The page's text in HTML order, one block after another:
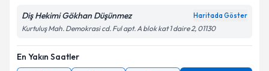
Diş Hekimi Gökhan Düşünmez Haritada Göster
Kurtuluş Mah. Demokrasi cd. Ful apt. A blok kat 1 daire 2, 01130
En Yakın Saatler